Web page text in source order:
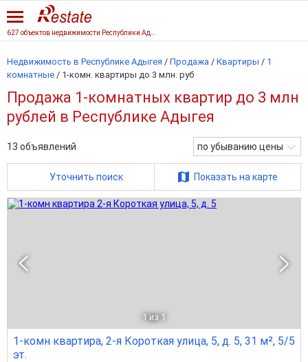
Недвижимость в Республике Адыгея / Продажа / Квартиры / 1
комнатные / 1-комн. квартиры до 3 млн. руб
Продажа 1-комнатных квартир до 3 млн
рублей в Республике Адыгея
13 объявлений по убыванию цены
Уточнить поиск Показать на карте
1 из 1
1-комн квартира, 2-я Короткая улица, 5, д. 5, 31 м², 5/5
эт.